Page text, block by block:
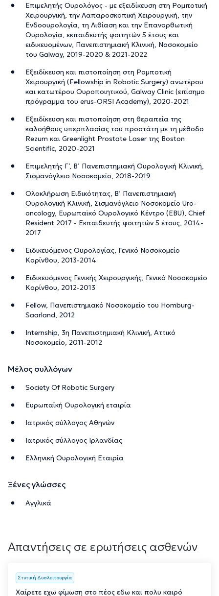
Επιμελητής Ουρολόγος - με εξειδίκευση στη Ρομποτική
Χειρουργική, την Λαπαροσκοπική Χειρουργική, την
Ενδοουρολογία, τη Λιθίαση και την Επανορθωτική
Ουρολογία, εκπαιδευτής φοιτητών 5 έτους και
ειδικευομένων, Πανεπιστημιακή Κλινική, Νοσοκομείο
του Galway, 2019-2020 & 2021-2022
Εξειδίκευση και πιστοποίηση στη Ρομποτική
Χειρουργική (Fellowship in Robotic Surgery) ανωτέρου
και κατωτέρου Ουροποιητικού, Galway Clinic (επίσημο
πρόγραμμα του erus-ORSI Academy), 2020-2021
Εξειδίκευση και πιστοποίηση στη θεραπεία της
καλοήθους υπερπλασίας του προστάτη με τη μέθοδο
Rezum και Greenlight Prostate Laser της Boston
Scientific, 2020-2021
Επιμελητής Γ’, Β’ Πανεπιστημιακή Ουρολογική Κλινική,
Σισμανόγλειο Νοσοκομείο, 2018-2019
Ολοκλήρωση Ειδικότητας, Β’ Πανεπιστημιακή
Ουρολογική Κλινική, Σισμανόγλειο Νοσοκομείο Uro-
oncology, Ευρωπαϊκό Ουρολογικό Κέντρο (EBU), Chief
Resident 2017 - Εκπαιδευτής φοιτητών 5 έτους, 2014-
2017
Ειδικευόμενος Ουρολογίας, Γενικό Νοσοκομείο
Κορίνθου, 2013-2014
Ειδικευόμενος Γενικής Χειρουργικής, Γενικό Νοσοκομείο
Κορίνθου, 2012-2013
Fellow, Πανεπιστημιακό Νοσοκομείο του Homburg-
Saarland, 2012
Internship, 3η Πανεπιστημιακή Κλινική, Αττικό
Νοσοκομείο, 2011-2012
Μέλος συλλόγων
Society Of Robotic Surgery
Ευρωπαϊκή Ουρολογική εταιρία
Ιατρικός σύλλογος Αθηνών
Ιατρικός σύλλογος Ιρλανδίας
Ελληνική Ουρολογική Εταιρία
Ξένες γλώσσες
Αγγλικά
Απαντήσεις σε ερωτήσεις ασθενών
Στυτική Δυσλειτουργία
Χαίρετε εχω φίμωση στο πέος εδω και πολυ καιρό